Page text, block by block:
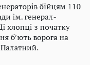
бійцям 110
ім. генерал-
хлопці з початку
б’ють ворога на